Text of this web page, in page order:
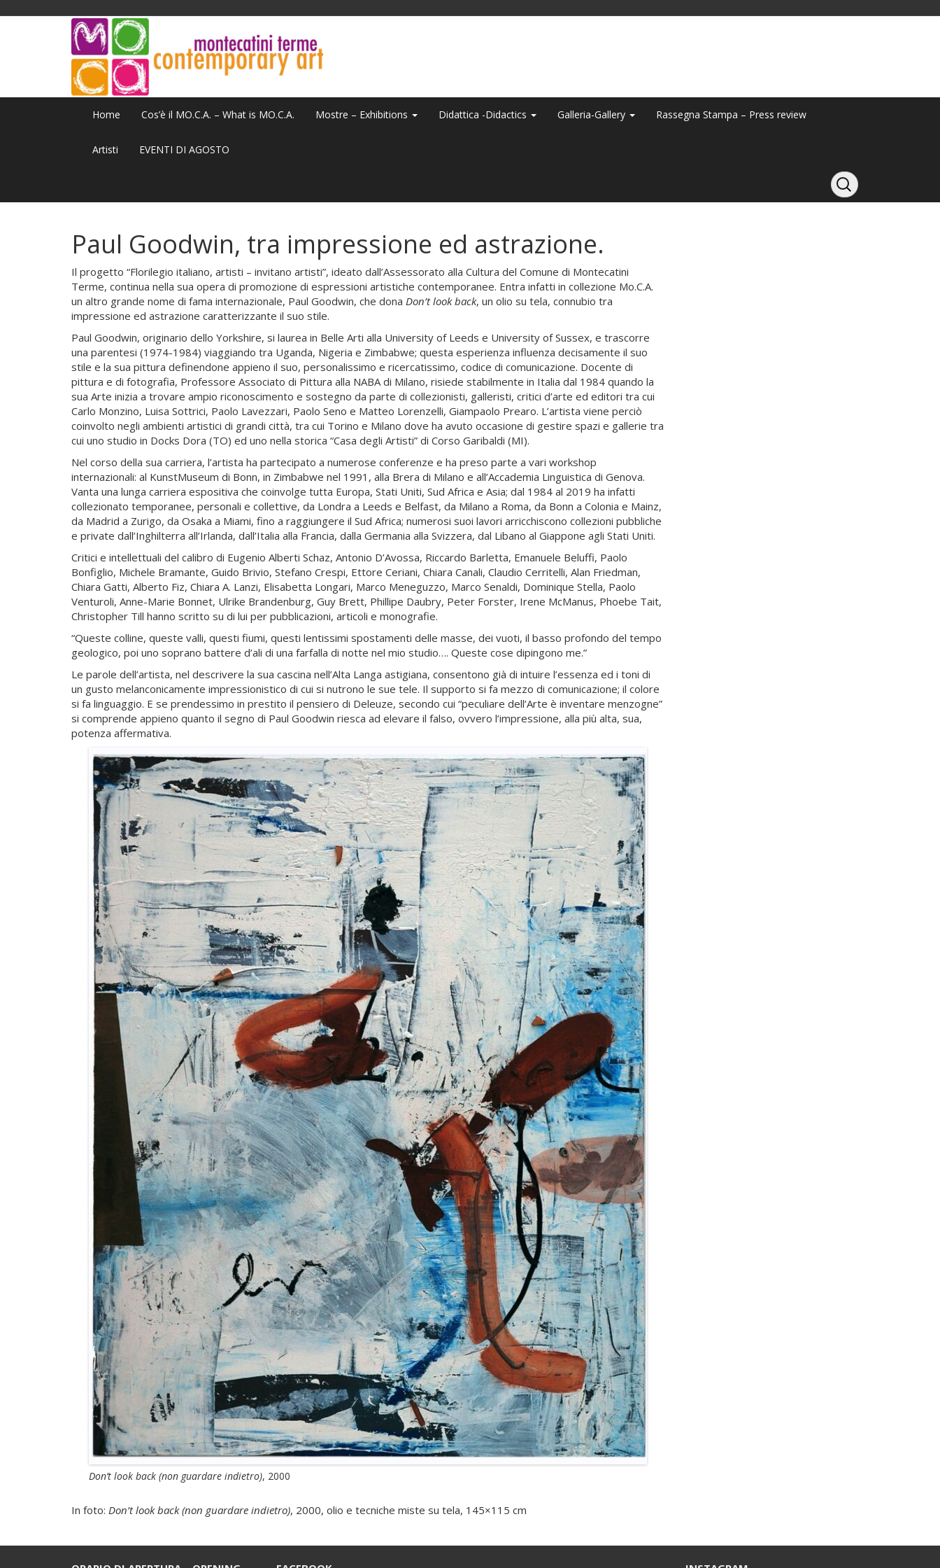
Home Cos’è il MO.C.A. – What is MO.C.A. Mostre – Exhibitions Didattica -Didactics Galleria-Gallery Rassegna Stampa – Press review
Artisti EVENTI DI AGOSTO
Paul Goodwin, tra impressione ed astrazione.
Il progetto “Florilegio italiano, artisti – invitano artisti”, ideato dall’Assessorato alla Cultura del Comune di Montecatini
Terme, continua nella sua opera di promozione di espressioni artistiche contemporanee. Entra infatti in collezione Mo.C.A.
un altro grande nome di fama internazionale, Paul Goodwin, che dona Don’t look back, un olio su tela, connubio tra
impressione ed astrazione caratterizzante il suo stile.
Paul Goodwin, originario dello Yorkshire, si laurea in Belle Arti alla University of Leeds e University of Sussex, e trascorre
una parentesi (1974-1984) viaggiando tra Uganda, Nigeria e Zimbabwe; questa esperienza influenza decisamente il suo
stile e la sua pittura definendone appieno il suo, personalissimo e ricercatissimo, codice di comunicazione. Docente di
pittura e di fotografia, Professore Associato di Pittura alla NABA di Milano, risiede stabilmente in Italia dal 1984 quando la
sua Arte inizia a trovare ampio riconoscimento e sostegno da parte di collezionisti, galleristi, critici d’arte ed editori tra cui
Carlo Monzino, Luisa Sottrici, Paolo Lavezzari, Paolo Seno e Matteo Lorenzelli, Giampaolo Prearo. L’artista viene perciò
coinvolto negli ambienti artistici di grandi città, tra cui Torino e Milano dove ha avuto occasione di gestire spazi e gallerie tra
cui uno studio in Docks Dora (TO) ed uno nella storica “Casa degli Artisti” di Corso Garibaldi (MI).
Nel corso della sua carriera, l’artista ha partecipato a numerose conferenze e ha preso parte a vari workshop
internazionali: al KunstMuseum di Bonn, in Zimbabwe nel 1991, alla Brera di Milano e all’Accademia Linguistica di Genova.
Vanta una lunga carriera espositiva che coinvolge tutta Europa, Stati Uniti, Sud Africa e Asia; dal 1984 al 2019 ha infatti
collezionato temporanee, personali e collettive, da Londra a Leeds e Belfast, da Milano a Roma, da Bonn a Colonia e Mainz,
da Madrid a Zurigo, da Osaka a Miami, fino a raggiungere il Sud Africa; numerosi suoi lavori arricchiscono collezioni pubbliche
e private dall’Inghilterra all’Irlanda, dall’Italia alla Francia, dalla Germania alla Svizzera, dal Libano al Giappone agli Stati Uniti.
Critici e intellettuali del calibro di Eugenio Alberti Schaz, Antonio D’Avossa, Riccardo Barletta, Emanuele Beluffi, Paolo
Bonfiglio, Michele Bramante, Guido Brivio, Stefano Crespi, Ettore Ceriani, Chiara Canali, Claudio Cerritelli, Alan Friedman,
Chiara Gatti, Alberto Fiz, Chiara A. Lanzi, Elisabetta Longari, Marco Meneguzzo, Marco Senaldi, Dominique Stella, Paolo
Venturoli, Anne-Marie Bonnet, Ulrike Brandenburg, Guy Brett, Phillipe Daubry, Peter Forster, Irene McManus, Phoebe Tait,
Christopher Till hanno scritto su di lui per pubblicazioni, articoli e monografie.
“Queste colline, queste valli, questi fiumi, questi lentissimi spostamenti delle masse, dei vuoti, il basso profondo del tempo
geologico, poi uno soprano battere d’ali di una farfalla di notte nel mio studio…. Queste cose dipingono me.”
Le parole dell’artista, nel descrivere la sua cascina nell’Alta Langa astigiana, consentono già di intuire l’essenza ed i toni di
un gusto melanconicamente impressionistico di cui si nutrono le sue tele. Il supporto si fa mezzo di comunicazione; il colore
si fa linguaggio. E se prendessimo in prestito il pensiero di Deleuze, secondo cui “peculiare dell’Arte è inventare menzogne”
si comprende appieno quanto il segno di Paul Goodwin riesca ad elevare il falso, ovvero l’impressione, alla più alta, sua,
potenza affermativa.
Don’t look back (non guardare indietro), 2000
In foto: Don’t look back (non guardare indietro), 2000, olio e tecniche miste su tela, 145×115 cm